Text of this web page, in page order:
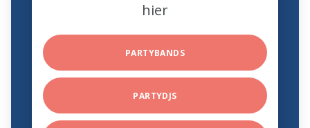
hier
PARTYBANDS
PARTYDJS